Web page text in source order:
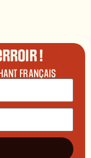
!
FRANÇAIS